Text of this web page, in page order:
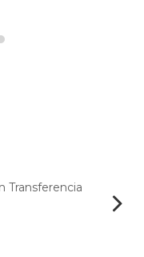
Transferencia